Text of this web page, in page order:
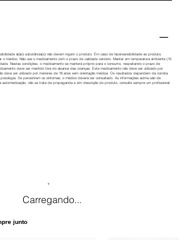
à(às) substância(s) não devem ingerir o produto. Em caso de hipersensibilidade ao produto,
o médico. Não use o medicamento com o prazo de validade vencido. Manter em temperatura ambiente (15
Nestas condições, o medicamento se manterá próprio para o consumo, respeitando o prazo de
deve ser mantido fora do alcance das crianças. Este medicamento não deve ser utilizado por
deve ser utilizado por menores de 18 anos sem orientação médica. Os resultados dependem da correta
Se persistirem os sintomas, o médico deverá ser consultado. As informações acima são de
automedicação, não se trata de propaganda e sim descrição do produto, consulte sempre um profissional
Carregando...
junto